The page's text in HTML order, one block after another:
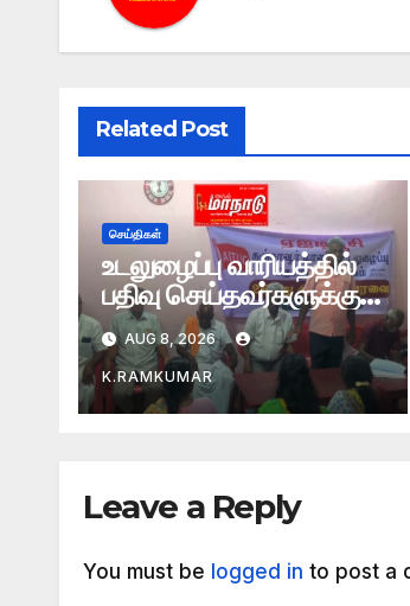
Related Post
செய்திகள்
உடலுழைப்பு வாரியத்தில்
பதிவு செய்தவர்களுக்கு
மாதம் ரூ6000
AUG 8, 2026
K.RAMKUMAR
Leave a Reply
You must be logged in to post a